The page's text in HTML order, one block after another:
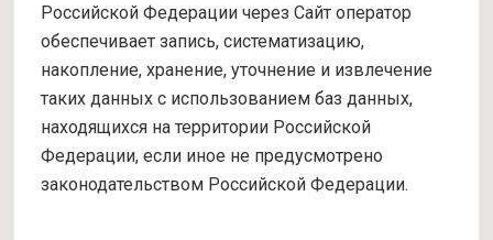
Российской Федерации через Сайт оператор
обеспечивает запись, систематизацию,
накопление, хранение, уточнение и извлечение
таких данных с использованием баз данных,
находящихся на территории Российской
Федерации, если иное не предусмотрено
законодательством Российской Федерации.